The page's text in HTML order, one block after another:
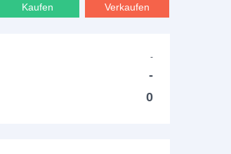
Verkaufen
Kaufen
-
-
0